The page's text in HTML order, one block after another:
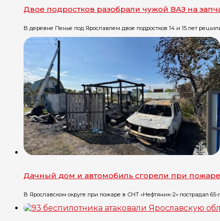
Двое подростков разобрали чужой ВАЗ на
В деревне Пенье под Ярославлем двое подростков 14 и 15 лет
Дачный дом и автомобиль сгорели при
В Ярославском округе при пожаре в СНТ «Нефтяник-2» пострадал